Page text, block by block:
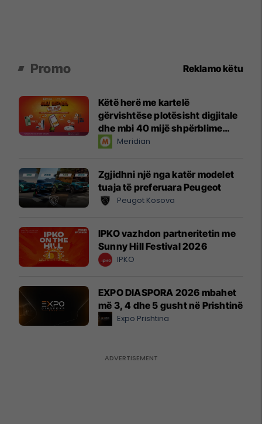
Promo Reklamo këtu
Këtë herë me kartelë
gërvishtëse plotësisht digjitale
dhe mbi 40 mijë shpërblime
instant!Meridian
Zgjidhni një nga katër modelet
tuaja të preferuara Peugeot
Peugot Kosova
IPKO vazhdon partneritetin me
Sunny Hill Festival 2026
IPKO
EXPO DIASPORA 2026 mbahet
më 3, 4 dhe 5 gusht në Prishtinë
Expo Prishtina